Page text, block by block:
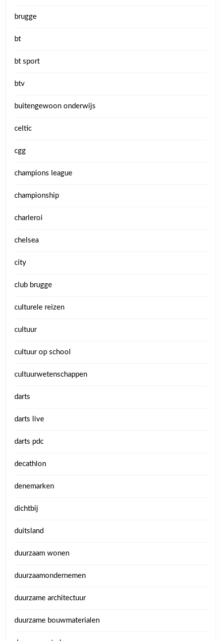
brugge
bt
bt sport
btv
buitengewoon onderwijs
celtic
cgg
champions league
championship
charleroi
chelsea
city
club brugge
culturele reizen
cultuur
cultuur op school
cultuurwetenschappen
darts
darts live
darts pdc
decathlon
denemarken
dichtbij
duitsland
duurzaam wonen
duurzaamondernemen
duurzame architectuur
duurzame bouwmaterialen